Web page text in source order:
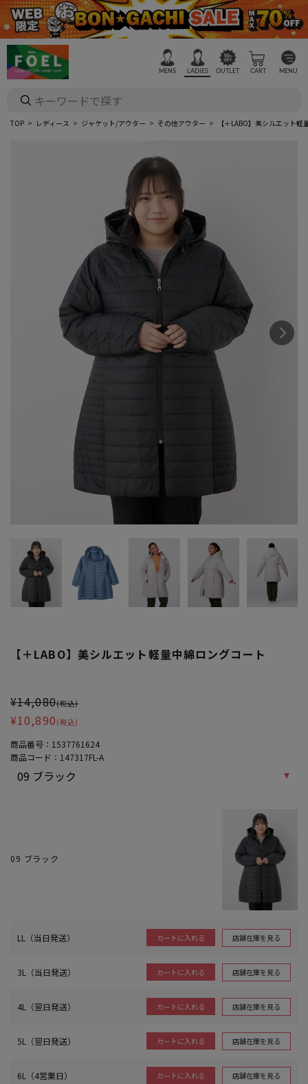
MENS LADIES OUTLET CART MENU
TOP レディース ジャケット/アウター その他アウター 【＋LABO】美シルエット
【＋LABO】美シルエット軽量中綿ロングコート
¥14,080(税込)
¥10,890 (税込)
商品番号： 1537761624
商品コード： 147317FL-A
09 ブラック
LL（当日発送） カートに入れる 店舗在庫を見る
3L（当日発送） カートに入れる 店舗在庫を見る
4L（翌日発送） カートに入れる 店舗在庫を見る
5L（翌日発送） カートに入れる 店舗在庫を見る
6L（4営業日） カートに入れる 店舗在庫を見る